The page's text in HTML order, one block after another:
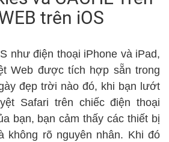
trên iOS
như điện thoại iPhone và iPad,
Web được tích hợp sẵn trong
đẹp trời nào đó, khi bạn lướt
Safari trên chiếc điện thoại
bạn, bạn cảm thấy các thiết bị
không rõ nguyên nhân. Khi đó